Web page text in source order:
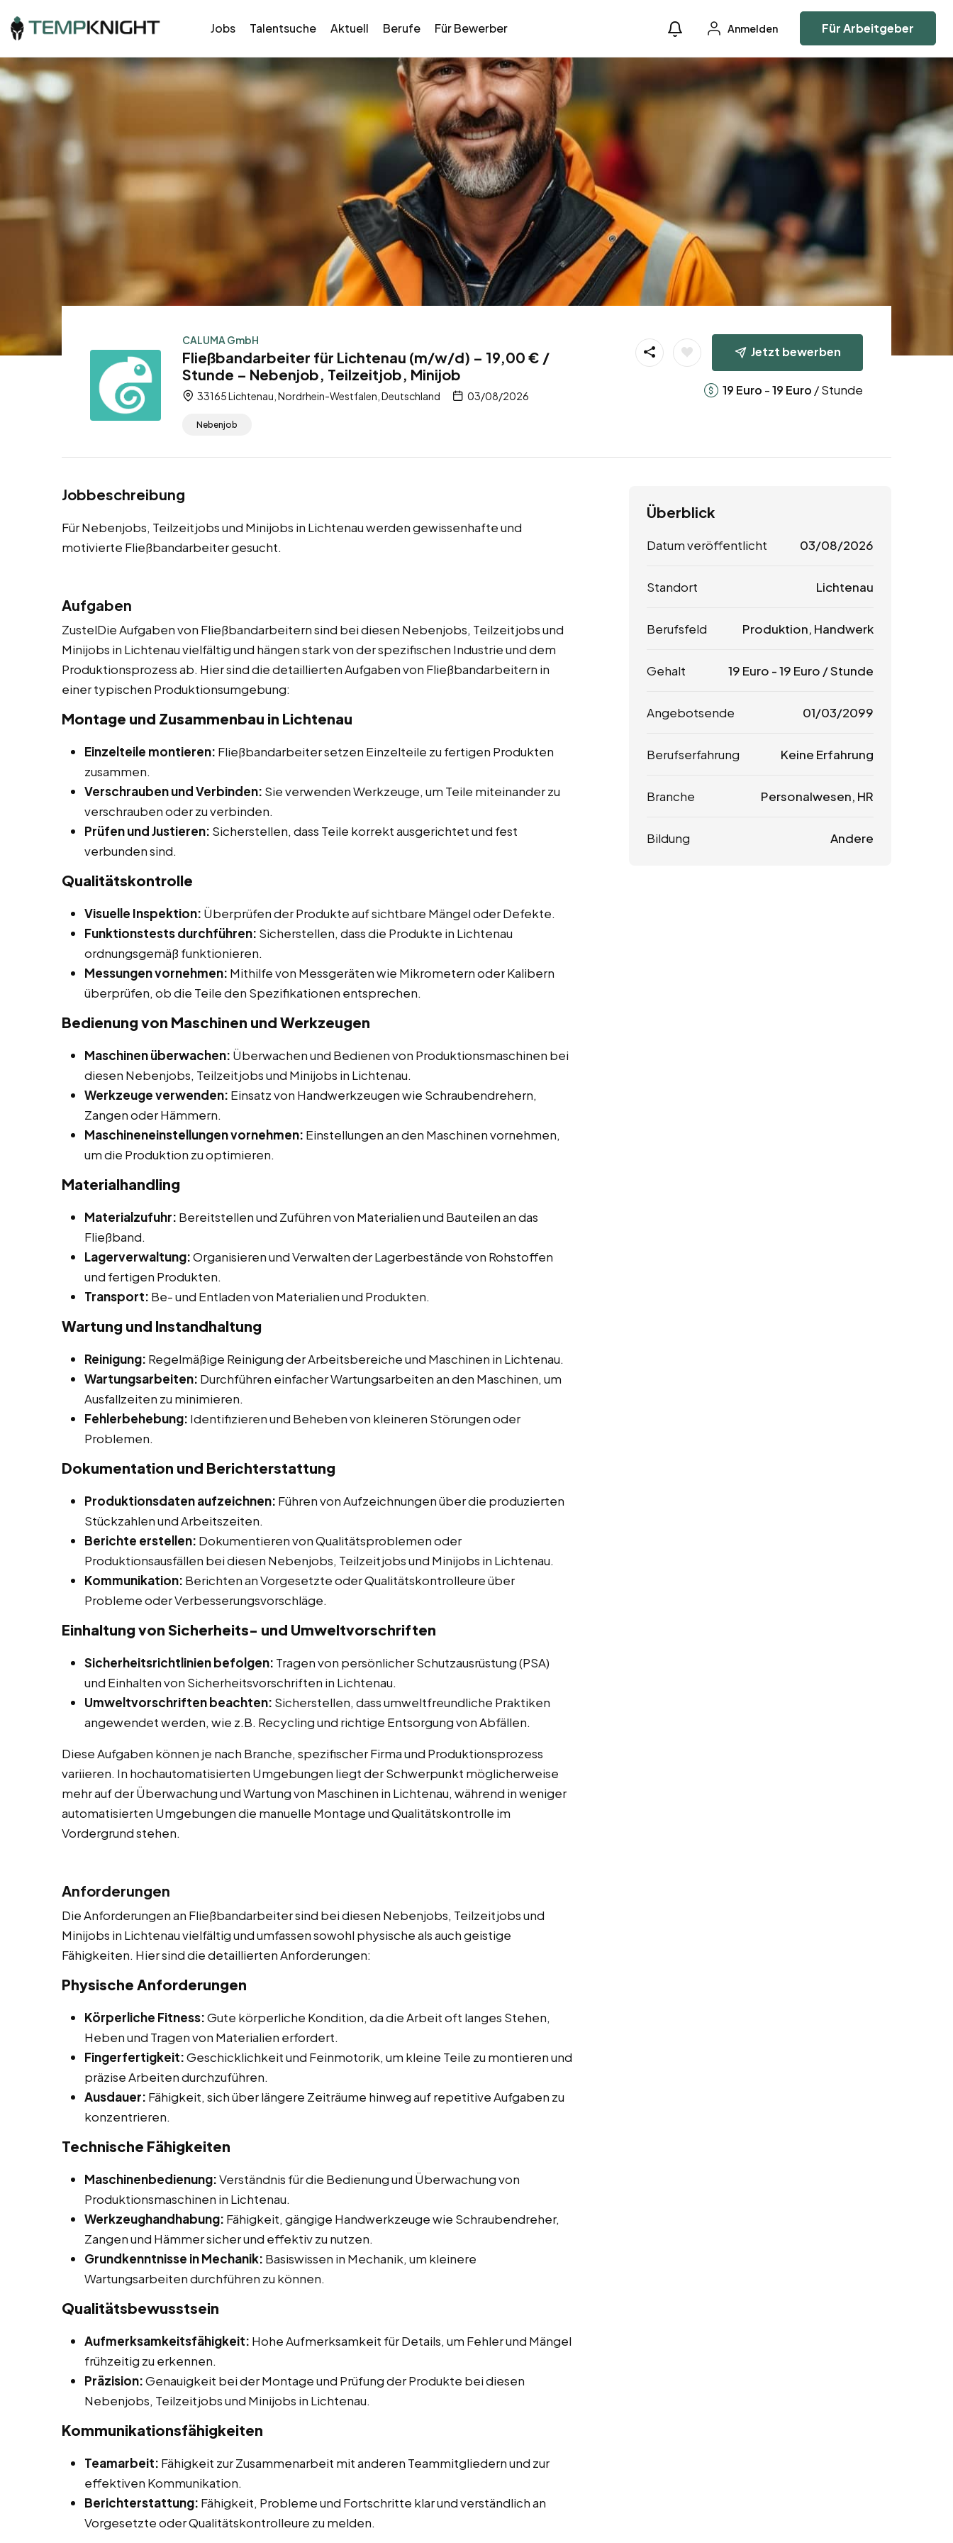
Jobs Talentsuche Aktuell Berufe Für Bewerber Anmelden Für Arbeitgeber
CALUMA GmbH
Fließbandarbeiter für Lichtenau (m/w/d) – 19,00 € /
Stunde – Nebenjob, Teilzeitjob, Minijob
33165 Lichtenau, Nordrhein-Westfalen, Deutschland 03/08/2026
Nebenjob
Jetzt bewerben
19 Euro -19 Euro / Stunde
Jobbeschreibung
Für Nebenjobs, Teilzeitjobs und Minijobs in Lichtenau werden gewissenhafte und
motivierte Fließbandarbeiter gesucht.
Aufgaben
ZustelDie Aufgaben von Fließbandarbeitern sind bei diesen Nebenjobs, Teilzeitjobs und
Minijobs in Lichtenau vielfältig und hängen stark von der spezifischen Industrie und dem
Produktionsprozess ab. Hier sind die detaillierten Aufgaben von Fließbandarbeitern in
einer typischen Produktionsumgebung:
Montage und Zusammenbau in Lichtenau
Einzelteile montieren: Fließbandarbeiter setzen Einzelteile zu fertigen Produkten
zusammen.
Verschrauben und Verbinden: Sie verwenden Werkzeuge, um Teile miteinander zu
verschrauben oder zu verbinden.
Prüfen und Justieren: Sicherstellen, dass Teile korrekt ausgerichtet und fest
verbunden sind.
Qualitätskontrolle
Visuelle Inspektion: Überprüfen der Produkte auf sichtbare Mängel oder Defekte.
Funktionstests durchführen: Sicherstellen, dass die Produkte in Lichtenau
ordnungsgemäß funktionieren.
Messungen vornehmen: Mithilfe von Messgeräten wie Mikrometern oder Kalibern
überprüfen, ob die Teile den Spezifikationen entsprechen.
Bedienung von Maschinen und Werkzeugen
Maschinen überwachen: Überwachen und Bedienen von Produktionsmaschinen bei
diesen Nebenjobs, Teilzeitjobs und Minijobs in Lichtenau.
Werkzeuge verwenden: Einsatz von Handwerkzeugen wie Schraubendrehern,
Zangen oder Hämmern.
Maschineneinstellungen vornehmen: Einstellungen an den Maschinen vornehmen,
um die Produktion zu optimieren.
Materialhandling
Materialzufuhr: Bereitstellen und Zuführen von Materialien und Bauteilen an das
Fließband.
Lagerverwaltung:Organisieren und Verwalten der Lagerbestände von Rohstoffen
und fertigen Produkten.
Transport: Be- und Entladen von Materialien und Produkten.
Wartung und Instandhaltung
Reinigung: Regelmäßige Reinigung der Arbeitsbereiche und Maschinen in Lichtenau.
Wartungsarbeiten: Durchführen einfacher Wartungsarbeiten an den Maschinen, um
Ausfallzeiten zu minimieren.
Fehlerbehebung: Identifizieren und Beheben von kleineren Störungen oder
Problemen.
Dokumentation und Berichterstattung
Produktionsdaten aufzeichnen: Führen von Aufzeichnungen über die produzierten
Stückzahlen und Arbeitszeiten.
Berichte erstellen: Dokumentieren von Qualitätsproblemen oder
Produktionsausfällen bei diesen Nebenjobs, Teilzeitjobs und Minijobs in Lichtenau.
Kommunikation: Berichten an Vorgesetzte oder Qualitätskontrolleure über
Probleme oder Verbesserungsvorschläge.
Einhaltung von Sicherheits- und Umweltvorschriften
Sicherheitsrichtlinien befolgen: Tragen von persönlicher Schutzausrüstung (PSA)
und Einhalten von Sicherheitsvorschriften in Lichtenau.
Umweltvorschriften beachten: Sicherstellen, dass umweltfreundliche Praktiken
angewendet werden, wie z.B. Recycling und richtige Entsorgung von Abfällen.
Diese Aufgaben können je nach Branche, spezifischer Firma und Produktionsprozess
variieren. In hochautomatisierten Umgebungen liegt der Schwerpunkt möglicherweise
mehr auf der Überwachung und Wartung von Maschinen in Lichtenau, während in weniger
automatisierten Umgebungen die manuelle Montage und Qualitätskontrolle im
Vordergrund stehen.
Anforderungen
Die Anforderungen an Fließbandarbeiter sind bei diesen Nebenjobs, Teilzeitjobs und
Minijobs in Lichtenau vielfältig und umfassen sowohl physische als auch geistige
Fähigkeiten. Hier sind die detaillierten Anforderungen:
Physische Anforderungen
Körperliche Fitness:Gute körperliche Kondition, da die Arbeit oft langes Stehen,
Heben und Tragen von Materialien erfordert.
Fingerfertigkeit:Geschicklichkeit und Feinmotorik, um kleine Teile zu montieren und
präzise Arbeiten durchzuführen.
Ausdauer: Fähigkeit, sich über längere Zeiträume hinweg auf repetitive Aufgaben zu
konzentrieren.
Technische Fähigkeiten
Maschinenbedienung:Verständnis für die Bedienung und Überwachung von
Produktionsmaschinen in Lichtenau.
Werkzeughandhabung: Fähigkeit, gängige Handwerkzeuge wie Schraubendreher,
Zangen und Hämmer sicher und effektiv zu nutzen.
Grundkenntnisse in Mechanik: Basiswissen in Mechanik, um kleinere
Wartungsarbeiten durchführen zu können.
Qualitätsbewusstsein
Aufmerksamkeitsfähigkeit: Hohe Aufmerksamkeit für Details, um Fehler und Mängel
frühzeitig zu erkennen.
Präzision:Genauigkeit bei der Montage und Prüfung der Produkte bei diesen
Nebenjobs, Teilzeitjobs und Minijobs in Lichtenau.
Kommunikationsfähigkeiten
Teamarbeit: Fähigkeit zur Zusammenarbeit mit anderen Teammitgliedern und zur
effektiven Kommunikation.
Berichterstattung: Fähigkeit, Probleme und Fortschritte klar und verständlich an
Vorgesetzte oder Qualitätskontrolleure zu melden.
Überblick
Datum veröffentlicht 03/08/2026
Standort Lichtenau
Berufsfeld Produktion, Handwerk
Gehalt 19 Euro -19 Euro / Stunde
Angebotsende 01/03/2099
Berufserfahrung Keine Erfahrung
Branche Personalwesen, HR
Bildung Andere